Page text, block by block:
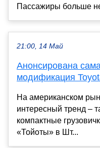
Пассажиры больше
21:00, 14 Май
Анонсирована
модификация
На американском
интересный тренд –
компактные
«Тойоты» в Шт...